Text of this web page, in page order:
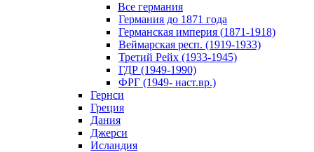
Все германия
Германия до 1871 года
Германская империя (1871-1918)
Веймарская респ. (1919-1933)
Третий Рейх (1933-1945)
ГДР (1949-1990)
ФРГ (1949- наст.вр.)
Гернси
Греция
Дания
Джерси
Исландия